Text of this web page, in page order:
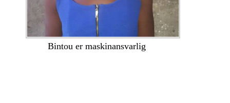
Bintou er maskinansvarlig